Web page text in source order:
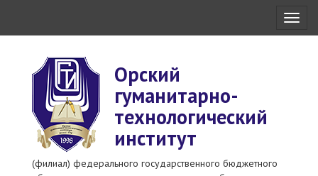
Орский
гуманитарно-
технологический
институт
(филиал) федерального государственного бюджетного